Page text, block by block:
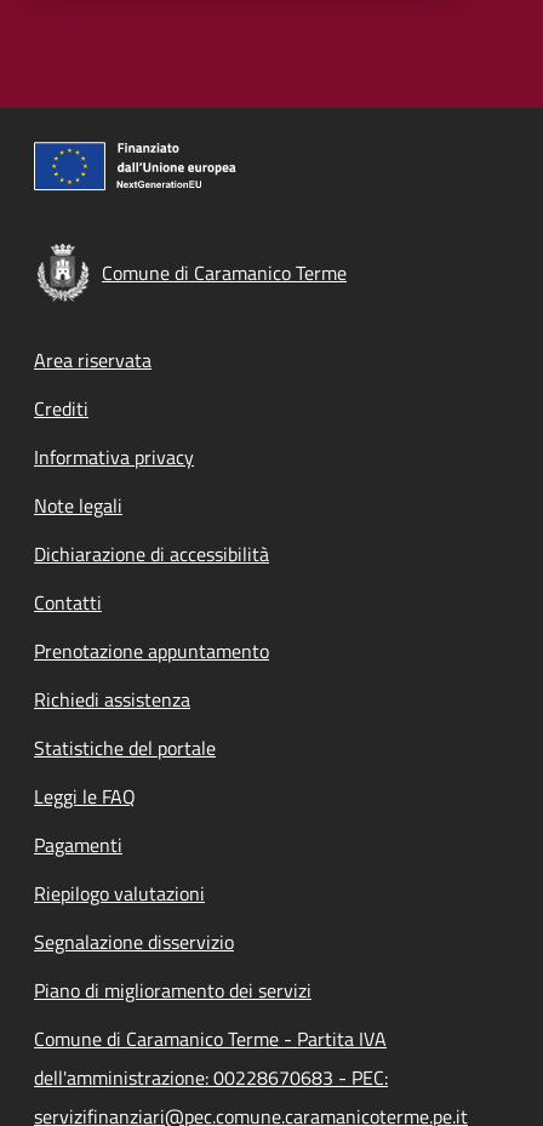
Comune di Caramanico Terme
Footer menu
Area riservata
Crediti
Informativa privacy
Note legali
Dichiarazione di accessibilità
Contatti
Prenotazione appuntamento
Richiedi assistenza
Statistiche del portale
Leggi le FAQ
Pagamenti
Riepilogo valutazioni
Segnalazione disservizio
Piano di miglioramento dei servizi
Comune di Caramanico Terme - Partita IVA
dell'amministrazione: 00228670683 - PEC:
servizifinanziari@pec.comune.caramanicoterme.pe.it